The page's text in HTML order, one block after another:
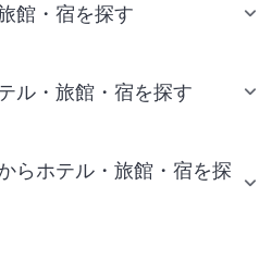
館・宿を探す
ル・旅館・宿を探す
らホテル・旅館・宿を探